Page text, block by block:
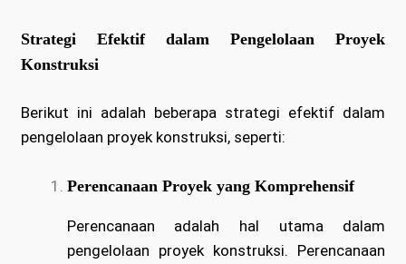
Strategi Efektif dalam Pengelolaan Proyek
Konstruksi
Berikut ini adalah beberapa strategi efektif dalam
pengelolaan proyek konstruksi, seperti:
Perencanaan Proyek yang Komprehensif
Perencanaan adalah hal utama dalam
pengelolaan proyek konstruksi. Perencanaan